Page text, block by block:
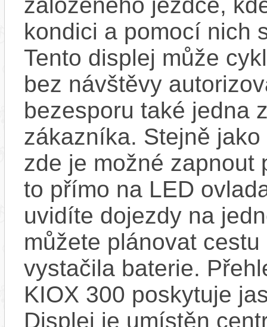
kondici a pomocí nich
Tento displej může
bez návštěvy
bezesporu také jedna
zákazníka. Stejně
zde je možné zapnout
to přímo na LED
uvidíte dojezdy na
můžete plánovat
vystačila baterie.
KIOX 300 poskytuje
Displej je umístěn